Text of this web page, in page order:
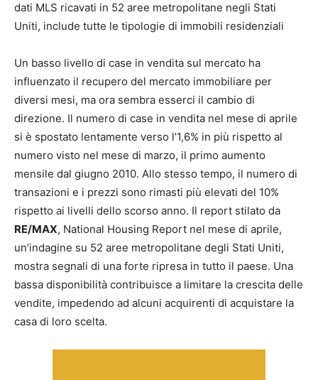
dati MLS ricavati in 52 aree metropolitane negli Stati
Uniti, include tutte le tipologie di immobili residenziali
Un basso livello di case in vendita sul mercato ha
influenzato il recupero del mercato immobiliare per
diversi mesi, ma ora sembra esserci il cambio di
direzione. Il numero di case in vendita nel mese di aprile
si è spostato lentamente verso l’1,6% in più rispetto al
numero visto nel mese di marzo, il primo aumento
mensile dal giugno 2010. Allo stesso tempo, il numero di
transazioni e i prezzi sono rimasti più elevati del 10%
rispetto ai livelli dello scorso anno. Il report stilato da
RE/MAX, National Housing Report nel mese di aprile,
un’indagine su 52 aree metropolitane degli Stati Uniti,
mostra segnali di una forte ripresa in tutto il paese. Una
bassa disponibilità contribuisce a limitare la crescita delle
vendite, impedendo ad alcuni acquirenti di acquistare la
casa di loro scelta.